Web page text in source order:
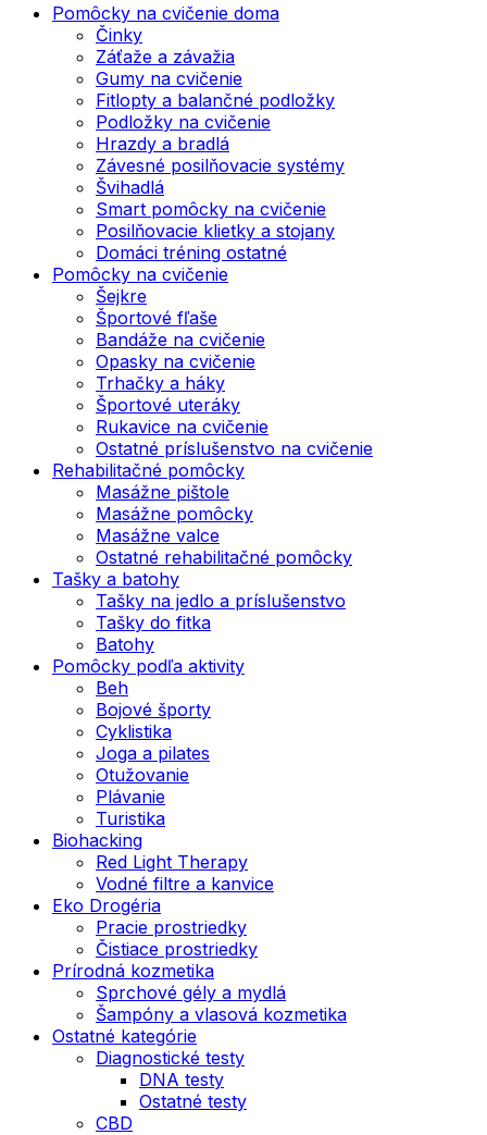
Pomôcky na cvičenie doma
Činky
Záťaže a závažia
Gumy na cvičenie
Fitlopty a balančné podložky
Podložky na cvičenie
Hrazdy a bradlá
Závesné posilňovacie systémy
Švihadlá
Smart pomôcky na cvičenie
Posilňovacie klietky a stojany
Domáci tréning ostatné
Pomôcky na cvičenie
Šejkre
Športové fľaše
Bandáže na cvičenie
Opasky na cvičenie
Trhačky a háky
Športové uteráky
Rukavice na cvičenie
Ostatné príslušenstvo na cvičenie
Rehabilitačné pomôcky
Masážne pištole
Masážne pomôcky
Masážne valce
Ostatné rehabilitačné pomôcky
Tašky a batohy
Tašky na jedlo a príslušenstvo
Tašky do fitka
Batohy
Pomôcky podľa aktivity
Beh
Bojové športy
Cyklistika
Joga a pilates
Otužovanie
Plávanie
Turistika
Biohacking
Red Light Therapy
Vodné filtre a kanvice
Eko Drogéria
Pracie prostriedky
Čistiace prostriedky
Prírodná kozmetika
Sprchové gély a mydlá
Šampóny a vlasová kozmetika
Ostatné kategórie
Diagnostické testy
DNA testy
Ostatné testy
CBD